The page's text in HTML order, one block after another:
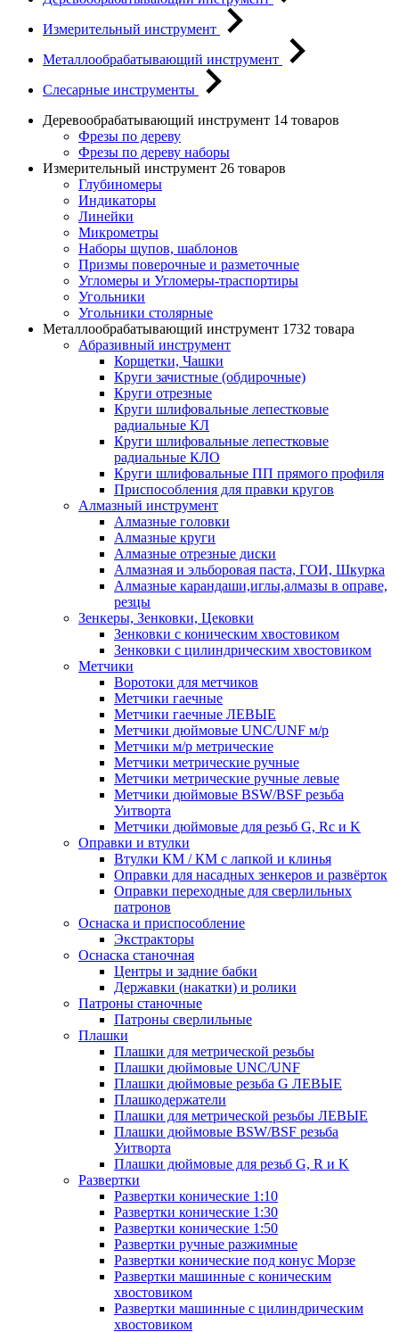
Измерительный инструмент
Металлообрабатывающий инструмент
Слесарные инструменты
Деревообрабатывающий инструмент 14 товаров
Фрезы по дереву
Фрезы по дереву наборы
Измерительный инструмент 26 товаров
Глубиномеры
Индикаторы
Линейки
Микрометры
Наборы щупов, шаблонов
Призмы поверочные и разметочные
Угломеры и Угломеры-траспортиры
Угольники
Угольники столярные
Металлообрабатывающий инструмент 1732 товара
Абразивный инструмент
Корщетки, Чашки
Круги зачистные (обдирочные)
Круги отрезные
Круги шлифовальные лепестковые
радиальные КЛ
Круги шлифовальные лепестковые
радиальные КЛО
Круги шлифовальные ПП прямого профиля
Приспособления для правки кругов
Алмазный инструмент
Алмазные головки
Алмазные круги
Алмазные отрезные диски
Алмазная и эльборовая паста, ГОИ, Шкурка
Алмазные карандаши,иглы,алмазы в оправе,
резцы
Зенкеры, Зенковки, Цековки
Зенковки с коническим хвостовиком
Зенковки с цилиндрическим хвостовиком
Метчики
Воротоки для метчиков
Метчики гаечные
Метчики гаечные ЛЕВЫЕ
Метчики дюймовые UNC/UNF м/р
Метчики м/р метрические
Метчики метрические ручные
Метчики метрические ручные левые
Метчики дюймовые BSW/BSF резьба
Уитворта
Метчики дюймовые для резьб G, Rc и K
Оправки и втулки
Втулки КМ / КМ с лапкой и клинья
Оправки для насадных зенкеров и развёрток
Оправки переходные для сверлильных
патронов
Оснаска и приспособление
Экстракторы
Оснаска станочная
Центры и задние бабки
Державки (накатки) и ролики
Патроны станочные
Патроны сверлильные
Плашки
Плашки для метрической резьбы
Плашки дюймовые UNC/UNF
Плашки дюймовые резьба G ЛЕВЫЕ
Плашкодержатели
Плашки для метрической резьбы ЛЕВЫЕ
Плашки дюймовые BSW/BSF резьба
Уитворта
Плашки дюймовые для резьб G, R и K
Развертки
Развертки конические 1:10
Развертки конические 1:30
Развертки конические 1:50
Развертки ручные разжимные
Развертки конические под конус Морзе
Развертки машинные с коническим
хвостовиком
Развертки машинные с цилиндрическим
хвостовиком